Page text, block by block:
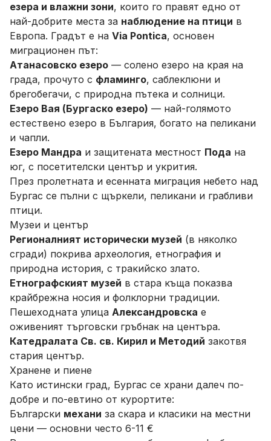
езера и влажни зони, които го правят едно от
най-добрите места за наблюдение на птици в
Европа. Градът е на Via Pontica, основен
миграционен път:
Атанасовско езеро — солено езеро на края на
града, прочуто с фламинго, саблеклюни и
брегобегачи, с природна пътека и солници.
Езеро Вая (Бургаско езеро) — най-голямото
естествено езеро в България, богато на пеликани
и чапли.
Езеро Мандра и защитената местност Пода на
юг, с посетителски център и укрития.
През пролетната и есенната миграция небето над
Бургас се пълни с щъркели, пеликани и грабливи
птици.
Музеи и център
Регионалният исторически музей (в няколко
сгради) покрива археология, етнография и
природна история, с тракийско злато.
Етнографският музей в стара къща показва
крайбрежна носия и фолклорни традиции.
Пешеходната улица Александровска е
оживеният търговски гръбнак на центъра.
Катедралата Св. св. Кирил и Методий закотвя
стария център.
Хранене и пиене
Като истински град, Бургас се храни далеч по-
добре и по-евтино от курортите:
Български механи за скара и класики на местни
цени — основни често 6-11 €